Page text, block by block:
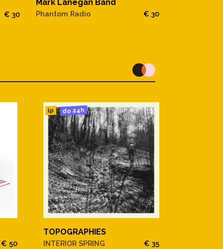
€ 30
Mark Lanegan Band
Phantom Radio € 30
€ 50
lp do 24h
TOPOGRAPHIES
INTERIOR SPRING € 35